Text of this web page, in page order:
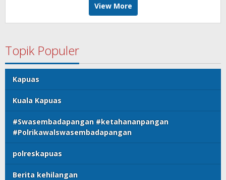
View More
Topik Populer
Kapuas
Kuala Kapuas
#Swasembadapangan #ketahananpangan
#Polrikawalswasembadapangan
polreskapuas
Berita kehilangan